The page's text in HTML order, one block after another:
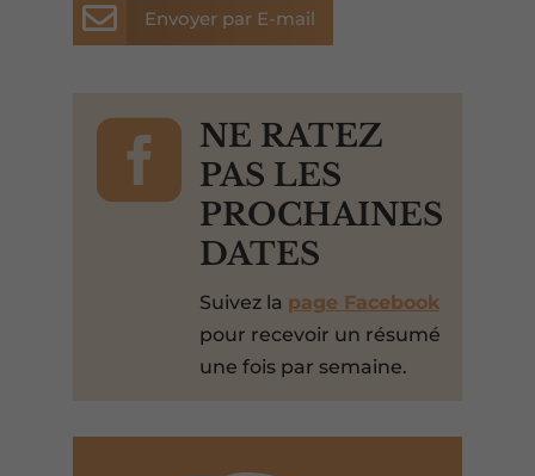
 Envoyer par E-mail

NE RATEZ
PAS LES
PROCHAINES
DATES
Suivez la page Facebook
pour recevoir un résumé
une fois par semaine.